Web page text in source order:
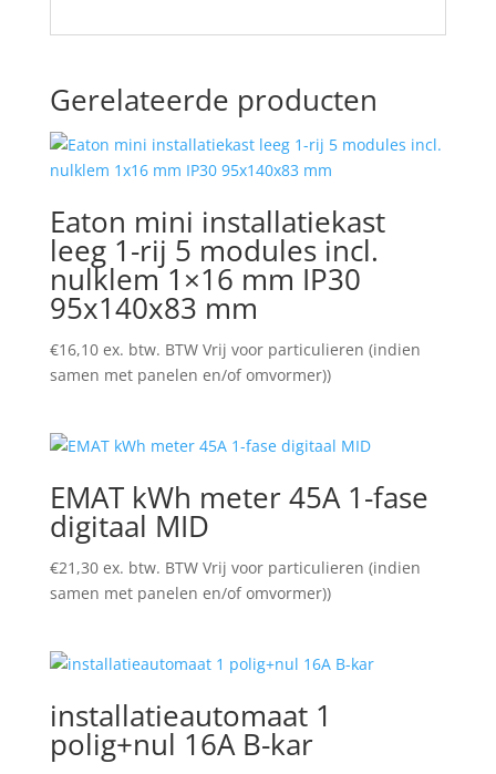
Gerelateerde producten
Eaton mini installatiekast
leeg 1-rij 5 modules incl.
nulklem 1×16 mm IP30
95x140x83 mm
€16,10 ex. btw. BTW Vrij voor particulieren (indien
samen met panelen en/of omvormer))
EMAT kWh meter 45A 1-fase
digitaal MID
€21,30 ex. btw. BTW Vrij voor particulieren (indien
samen met panelen en/of omvormer))
installatieautomaat 1
polig+nul 16A B-kar